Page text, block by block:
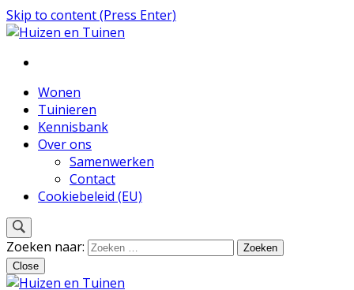
Skip to content (Press Enter)
Huizen en Tuinen
Inspiratie voor wonen en tuinieren
Wonen
Tuinieren
Kennisbank
Over ons
Samenwerken
Contact
Cookiebeleid (EU)
Zoeken naar:
Close